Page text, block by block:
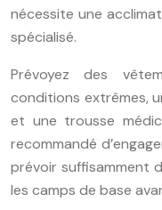
nécessite une
spécialisé.
Prévoyez des
conditions extrêmes,
et une trousse
recommandé
prévoir suffisamment
les camps de base